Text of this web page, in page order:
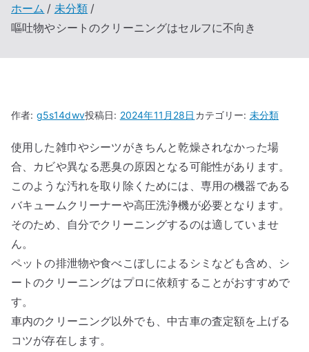
ホーム
未分類
嘔吐物やシートのクリーニングはセルフに不向き
作者: g5s14dwv投稿日: 2024年11月28日 カテゴリー: 未分類
使用した雑巾やシーツがきちんと乾燥されなかった場
合、カビや異なる悪臭の原因となる可能性があります。
このような汚れを取り除くためには、専用の機器である
バキュームクリーナーや高圧洗浄機が必要となります。
そのため、自分でクリーニングするのは適していませ
ん。
ペットの排泄物や食べこぼしによるシミなども含め、シ
ートのクリーニングはプロに依頼することがおすすめで
す。
車内のクリーニング以外でも、中古車の査定額を上げる
コツが存在します。